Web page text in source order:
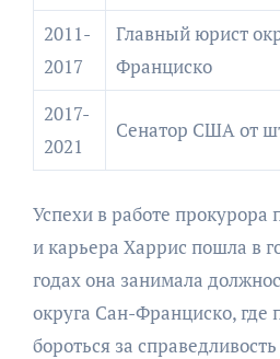
2011-
2017
Главный юрист
Франциско
2017-
2021
Сенатор США от
Успехи в работе
и карьера Харрис пошла в
годах она занимала
округа Сан-Франциско, где
бороться за